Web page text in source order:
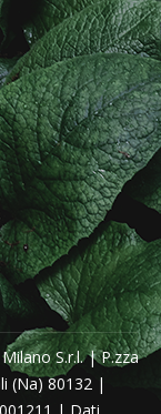
S.r.l. | P.zza
(Na) 80132 |
| Dati